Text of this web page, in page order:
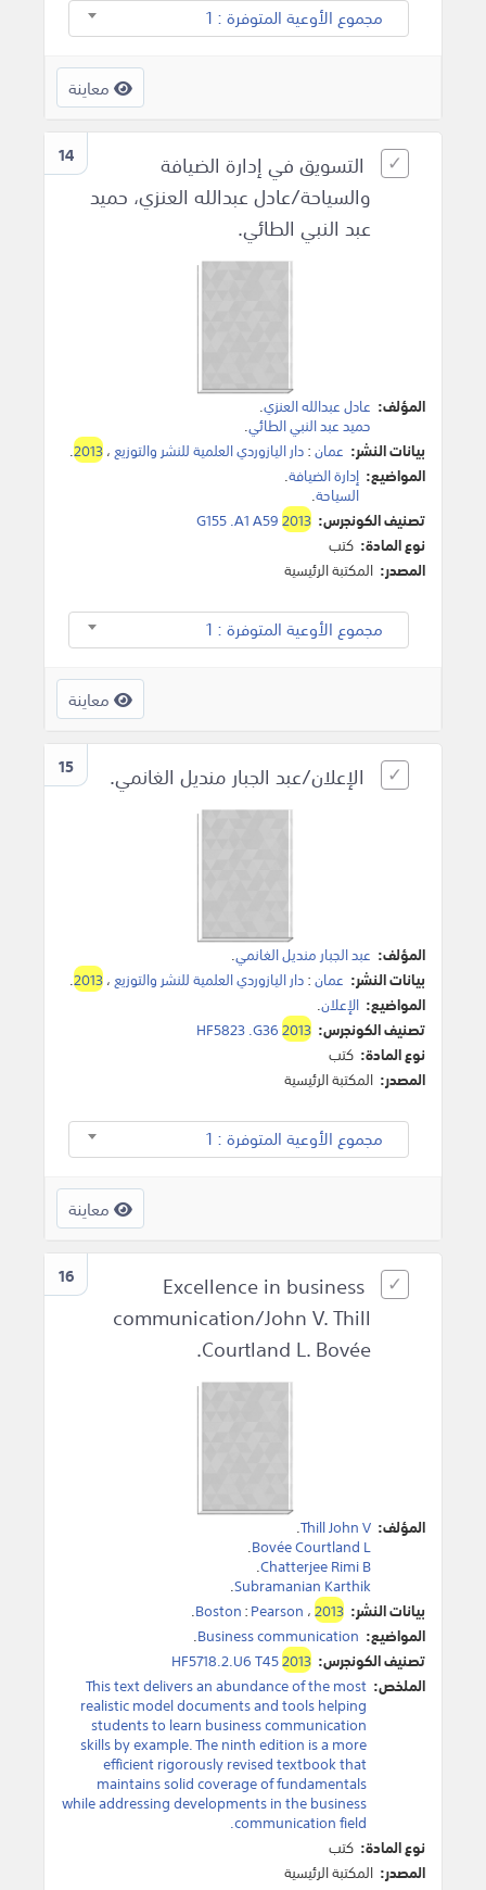
مجموع الأوعية المتوفرة : 1
معاينة
14
التسويق في إدارة الضيافة
والسياحة/عادل عبدالله العنزي، حميد
عبد النبي الطائي.
المؤلف: عادل عبدالله العنزي.
حميد عبد النبي الطائي.
بيانات النشر: عمان:دار اليازوردي العلمية للنشر والتوزيع،2013
.
المواضيع: إدارة الضيافة.
السياحة.
تصنيف الكونجرس:
G155 .A1 A592013
نوع المادة: كتب
المصدر: المكتبة الرئيسية
مجموع الأوعية المتوفرة : 1
معاينة
15 الإعلان/عبد الجبار منديل الغانمي.
المؤلف: عبد الجبار منديل الغانمي.
بيانات النشر: عمان:دار اليازوردي العلمية للنشر والتوزيع،2013
.
المواضيع: الإعلان.
تصنيف الكونجرس:
HF5823 .G362013
نوع المادة: كتب
المصدر: المكتبة الرئيسية
مجموع الأوعية المتوفرة : 1
معاينة
16
Excellence in business
communication/John V. Thill
Courtland L. Bovée.
المؤلف: Thill John V
.
Bovée Courtland L
.
Chatterjee Rimi B
.
Subramanian Karthik
.
بيانات النشر:
Boston:Pearson ،2013
.
المواضيع: Business communication
.
تصنيف الكونجرس:
HF5718.2.U6 T452013
الملخص: This text delivers an abundance of the most
realistic model documents and tools helping
students to learn business communication
skills by example. The ninth edition is a more
efficient rigorously revised textbook that
maintains solid coverage of fundamentals
while addressing developments in the business
communication field.
نوع المادة: كتب
المصدر: المكتبة الرئيسية